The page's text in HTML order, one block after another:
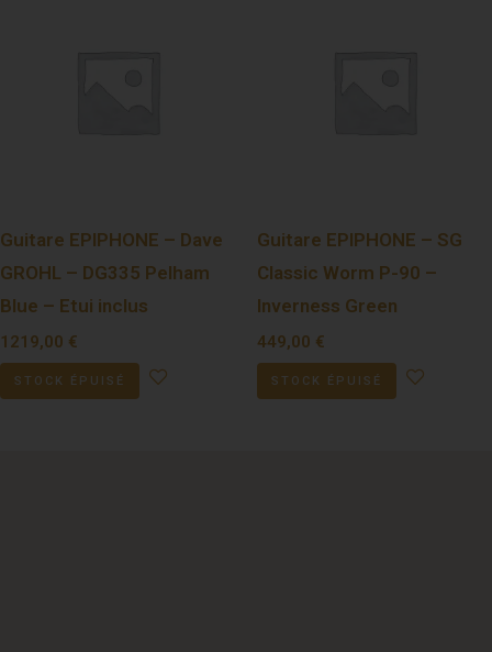
Guitare EPIPHONE – Dave
GROHL – DG335 Pelham
Blue – Etui inclus
1219,00 €
STOCK ÉPUISÉ
Guitare EPIPHONE – SG
Classic Worm P-90 –
Inverness Green
449,00 €
STOCK ÉPUISÉ